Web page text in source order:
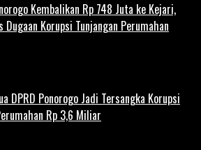
Kembalikan Rp 748 Juta ke Kejari,
Dugaan Korupsi Tunjangan Perumahan
DPRD Ponorogo Jadi Tersangka Korupsi
Rp 3,6 Miliar